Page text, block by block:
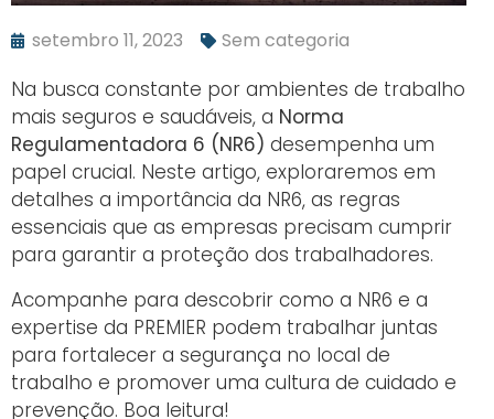
setembro 11, 2023 Sem categoria
Na busca constante por ambientes de trabalho
mais seguros e saudáveis, a Norma
Regulamentadora 6 (NR6) desempenha um
papel crucial. Neste artigo, exploraremos em
detalhes a importância da NR6, as regras
essenciais que as empresas precisam cumprir
para garantir a proteção dos trabalhadores.
Acompanhe para descobrir como a NR6 e a
expertise da PREMIER podem trabalhar juntas
para fortalecer a segurança no local de
trabalho e promover uma cultura de cuidado e
prevenção. Boa leitura!